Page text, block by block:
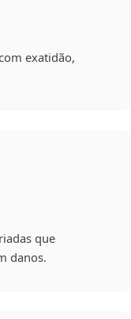
exatidão,
que
danos.